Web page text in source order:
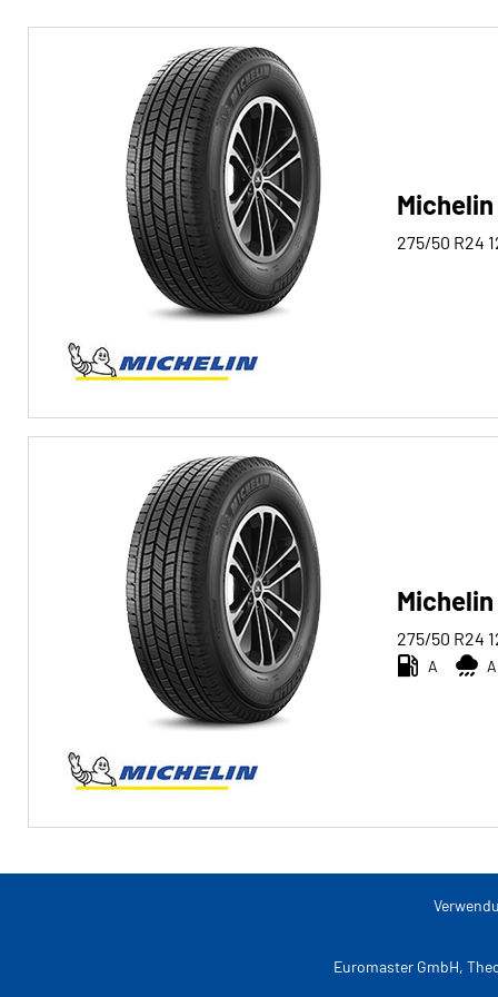
Alle Arten (2)
Winter (0)
Sommer (0)
Ganzjahres (2)
Alle Arten (2)
Pkw (0)
Transporter (0)
Wohnmobil (0)
Run-flat (0)
Keine Run-flat (2)
275/50 R24
275/50 R24
A A
Euromaster GmbH,